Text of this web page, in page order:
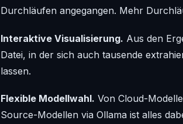
Durchläufen angegangen. Mehr
Interaktive Visualisierung. Aus den
Datei, in der sich auch tausende
lassen.
Flexible Modellwahl. Von Cloud-
Source-Modellen via Ollama ist alles